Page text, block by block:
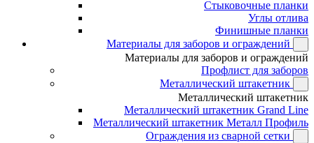
Стыковочные планки
Углы отлива
Финишные планки
Материалы для заборов и ограждений
Материалы для заборов и ограждений
Профлист для заборов
Металлический штакетник
Металлический штакетник
Металлический штакетник Grand Line
Металлический штакетник Металл Профиль
Ограждения из сварной сетки